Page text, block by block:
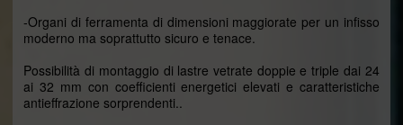
-Organi di ferramenta di dimensioni maggiorate per un infisso
moderno ma soprattutto sicuro e tenace.
Possibilità di montaggio di lastre vetrate doppie e triple dai 24
ai 32 mm con coefficienti energetici elevati e caratteristiche
antieffrazione sorprendenti..